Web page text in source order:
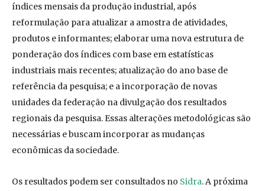
índices mensais da produção industrial, após
reformulação para atualizar a amostra de atividades,
produtos e informantes; elaborar uma nova estrutura de
ponderação dos índices com base em estatísticas
industriais mais recentes; atualização do ano base de
referência da pesquisa; e a incorporação de novas
unidades da federação na divulgação dos resultados
regionais da pesquisa. Essas alterações metodológicas são
necessárias e buscam incorporar as mudanças
econômicas da sociedade.
Os resultados podem ser consultados no Sidra. A próxima